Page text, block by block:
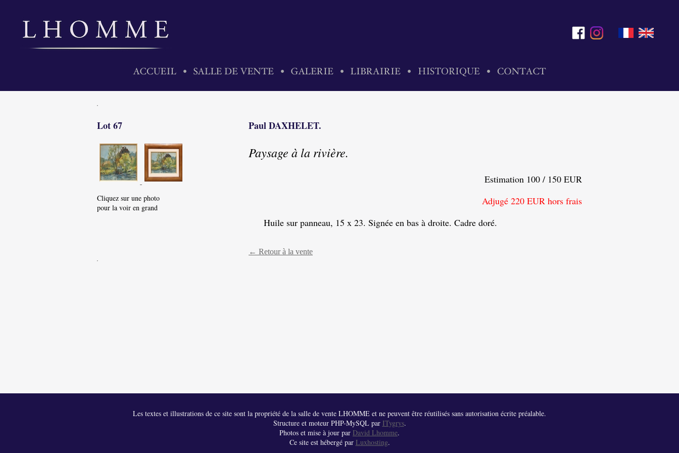
Lot 67
Cliquez sur une photo
pour la voir en grand
Paul DAXHELET.
Paysage à la rivière.
Estimation 100 / 150 EUR
Adjugé 220 EUR hors frais
Huile sur panneau, 15 x 23. Signée en bas à droite. Cadre doré.
← Retour à la vente
Les textes et illustrations de ce site sont la propriété de la salle de vente LHOMME et ne peuvent être réutilisés sans autorisation écrite préalable.
Structure et moteur PHP-MySQL par ITygrys.
Photos et mise à jour par David Lhomme.
Ce site est hébergé par Luxhosting.